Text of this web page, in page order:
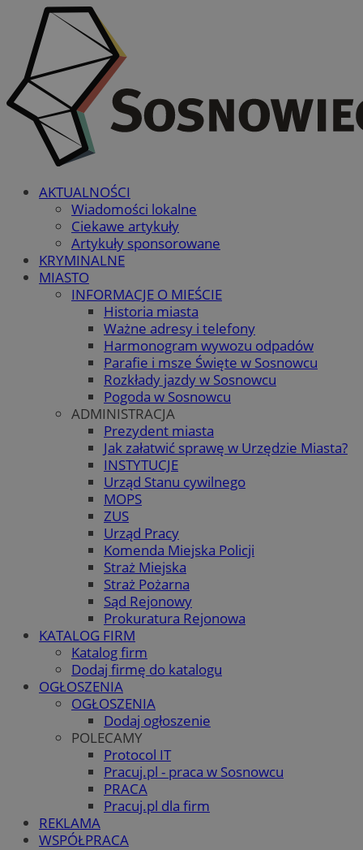
AKTUALNOŚCI
Wiadomości lokalne
Ciekawe artykuły
Artykuły sponsorowane
KRYMINALNE
MIASTO
INFORMACJE O MIEŚCIE
Historia miasta
Ważne adresy i telefony
Harmonogram wywozu odpadów
Parafie i msze Święte w Sosnowcu
Rozkłady jazdy w Sosnowcu
Pogoda w Sosnowcu
ADMINISTRACJA
Prezydent miasta
Jak załatwić sprawę w Urzędzie Miasta?
INSTYTUCJE
Urząd Stanu cywilnego
MOPS
ZUS
Urząd Pracy
Komenda Miejska Policji
Straż Miejska
Straż Pożarna
Sąd Rejonowy
Prokuratura Rejonowa
KATALOG FIRM
Katalog firm
Dodaj firmę do katalogu
OGŁOSZENIA
OGŁOSZENIA
Dodaj ogłoszenie
POLECAMY
Protocol IT
Pracuj.pl - praca w Sosnowcu
PRACA
Pracuj.pl dla firm
REKLAMA
WSPÓŁPRACA